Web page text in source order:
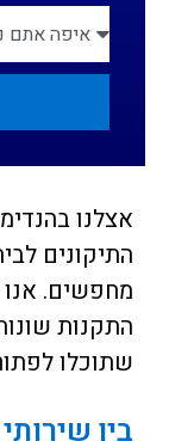
אצלנו
התיקונים
מחפשים. אנו
התקנות
שתוכלו